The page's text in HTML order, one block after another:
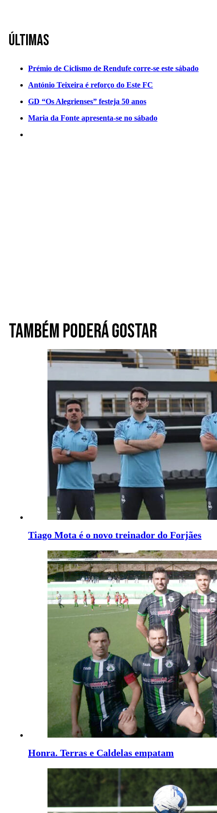
Últimas
Prémio de Ciclismo de Rendufe corre-se este sábado
António Teixeira é reforço do Este FC
GD “Os Alegrienses” festeja 50 anos
Maria da Fonte apresenta-se no sábado
Também poderá gostar
Tiago Mota é o novo treinador do Forjães
Honra. Terras e Caldelas empatam